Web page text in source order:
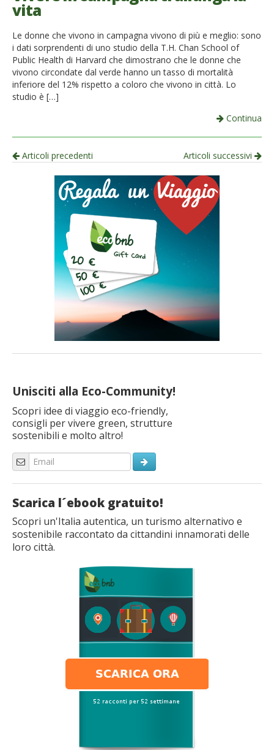
vita
Le donne che vivono in campagna vivono di più e meglio: sono
i dati sorprendenti di uno studio della T.H. Chan School of
Public Health di Harvard che dimostrano che le donne che
vivono circondate dal verde hanno un tasso di mortalità
inferiore del 12% rispetto a coloro che vivono in città. Lo
studio è […]
Continua
Navigazione
articolo
Articoli precedenti Articoli successivi
Unisciti alla Eco-Community!
Scopri idee di viaggio eco-friendly,
consigli per vivere green, strutture
sostenibili e molto altro!
Scarica l´ebook gratuito!
Scopri un'Italia autentica, un turismo alternativo e
sostenibile raccontato da cittandini innamorati delle
loro città.